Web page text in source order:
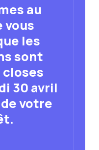
au
vous
les
sont
30 avril
votre